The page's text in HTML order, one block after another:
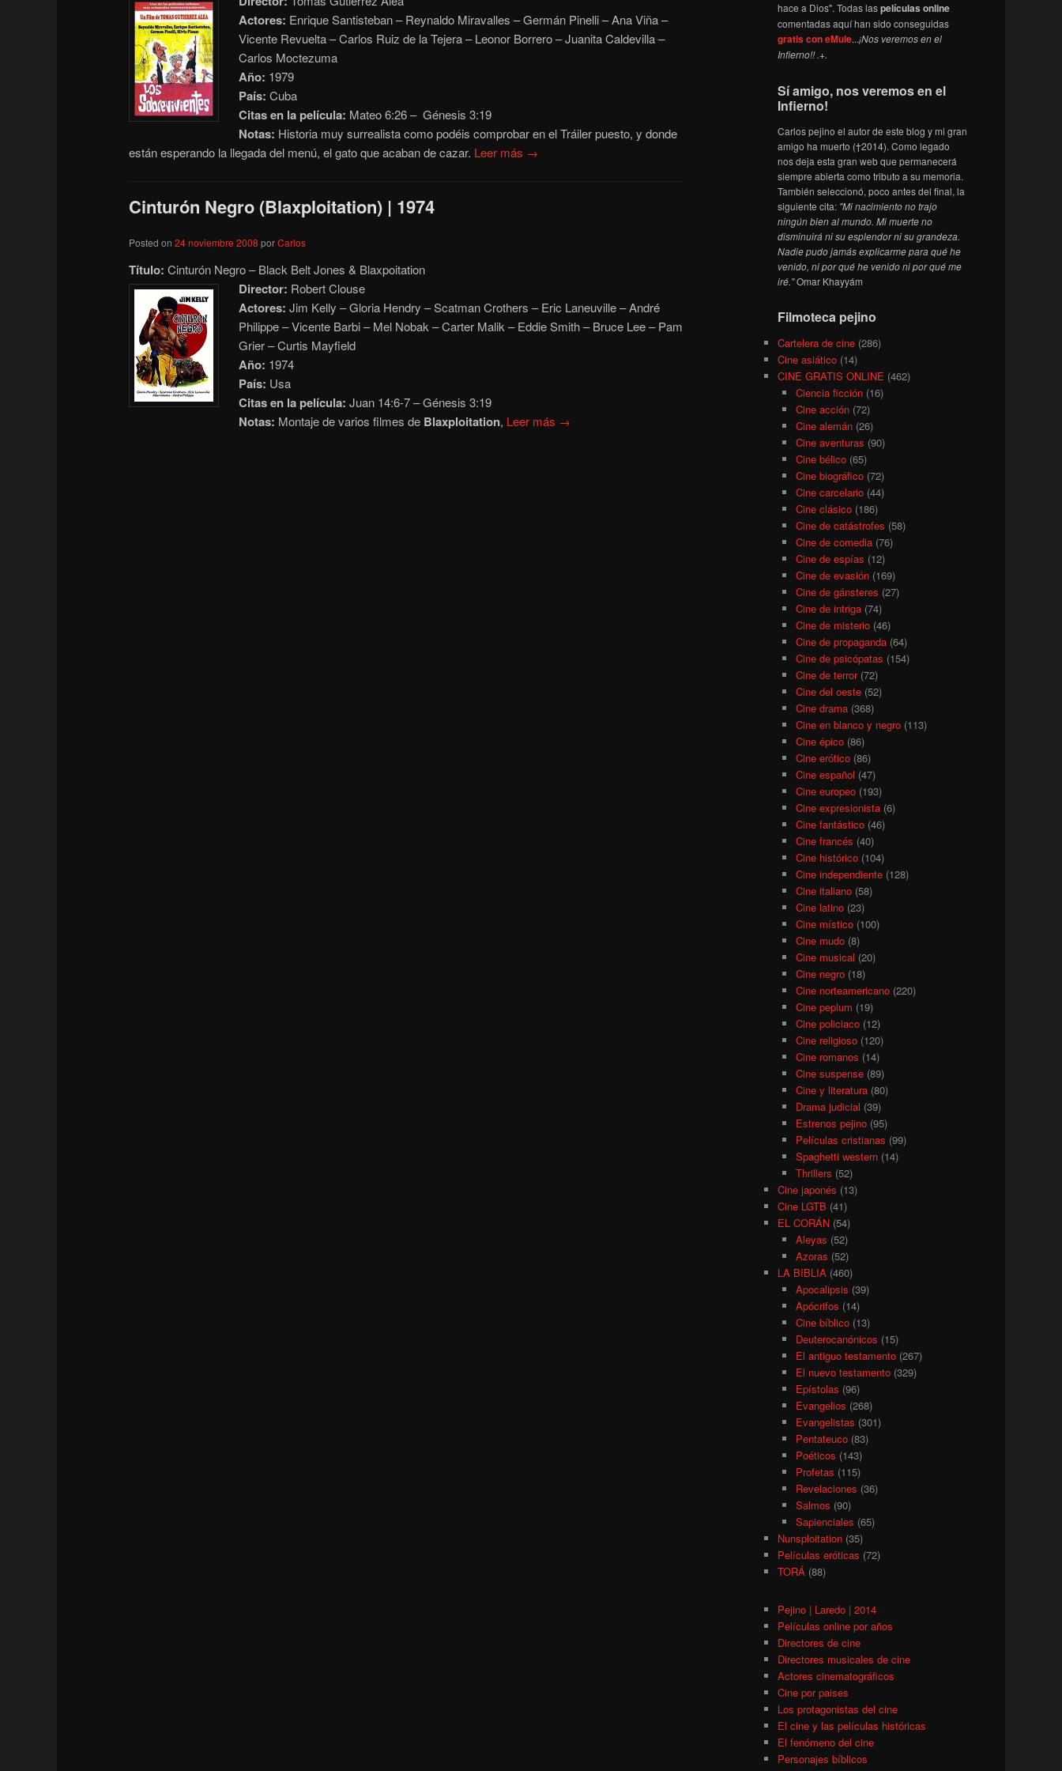
Actores: Enrique Santisteban – Reynaldo Miravalles – Germán Pinelli – Ana Viña –
Vicente Revuelta – Carlos Ruiz de la Tejera – Leonor Borrero – Juanita Caldevilla –
Carlos Moctezuma
Año: 1979
País: Cuba
Citas en la película: Mateo 6:26 – Génesis 3:19
Notas: Historia muy surrealista como podéis comprobar en el Tráiler puesto, y donde
están esperando la llegada del menú, el gato que acaban de cazar. Leer más →
Cinturón Negro (Blaxploitation) | 1974
Posted on24 noviembre 2008 porCarlos
Título: Cinturón Negro – Black Belt Jones & Blaxpoitation
Director: Robert Clouse
Actores: Jim Kelly – Gloria Hendry – Scatman Crothers – Eric Laneuville– André
Philippe – Vicente Barbi – Mel Nobak – Carter Malik – Eddie Smith – Bruce Lee – Pam
Grier – Curtis Mayfield
Año: 1974
País: Usa
Citas en la película: Juan 14:6-7 – Génesis 3:19
Notas: Montaje de varios filmes de Blaxploitation, Leer más →
hace a Dios". Todas laspelículas online
comentadas aquí han sido conseguidas
gratis con eMule...¡Nos veremos en el
Infierno!! .+.
Sí amigo, nos veremos en el
Infierno!
Carlos pejino el autor de este blog y mi gran
amigo ha muerto (†2014). Como legado
nos deja esta gran web que permanecerá
siempre abierta como tributo a su memoria.
También seleccionó, poco antes del final, la
siguiente cita: "Mi nacimiento no trajo
ningún bien al mundo. Mi muerte no
disminuirá ni su esplendor ni su grandeza.
Nadie pudo jamás explicarme para qué he
venido, ni por qué he venido ni por qué me
iré."Omar Khayyám
Filmoteca pejino
Cartelera de cine (286)
Cine asiático (14)
CINE GRATIS ONLINE (462)
Ciencia ficción(16)
Cine acción(72)
Cine alemán(26)
Cine aventuras (90)
Cine bélico(65)
Cine biográfico(72)
Cine carcelario(44)
Cine clásico(186)
Cine de catástrofes (58)
Cine de comedia(76)
Cine de espías (12)
Cine de evasión(169)
Cine de gánsteres (27)
Cine de intriga(74)
Cine de misterio(46)
Cine de propaganda(64)
Cine de psicópatas (154)
Cine de terror(72)
Cine del oeste(52)
Cine drama(368)
Cine en blanco y negro(113)
Cine épico(86)
Cine erótico(86)
Cine español (47)
Cine europeo(193)
Cine expresionista(6)
Cine fantástico(46)
Cine francés (40)
Cine histórico(104)
Cine independiente(128)
Cine italiano(58)
Cine latino(23)
Cine místico(100)
Cine mudo(8)
Cine musical (20)
Cine negro(18)
Cine norteamericano(220)
Cine peplum (19)
Cine policiaco(12)
Cine religioso(120)
Cine romanos (14)
Cine suspense(89)
Cine y literatura(80)
Drama judicial (39)
Estrenos pejino(95)
Películas cristianas (99)
Spaghetti western(14)
Thrillers (52)
Cine japonés (13)
Cine LGTB (41)
EL CORÁN (54)
Aleyas (52)
Azoras (52)
LA BIBLIA (460)
Apocalipsis (39)
Apócrifos (14)
Cine bíblico(13)
Deuterocanónicos (15)
El antiguo testamento(267)
El nuevo testamento(329)
Epístolas (96)
Evangelios (268)
Evangelistas (301)
Pentateuco(83)
Poéticos (143)
Profetas (115)
Revelaciones (36)
Salmos (90)
Sapienciales (65)
Nunsploitation (35)
Películas eróticas (72)
TORÁ (88)
Pejino | Laredo | 2014
Películas online por años
Directores de cine
Directores musicales de cine
Actores cinematográficos
Cine por paises
Los protagonistas del cine
El cine y las películas históricas
El fenómeno del cine
Personajes bíblicos